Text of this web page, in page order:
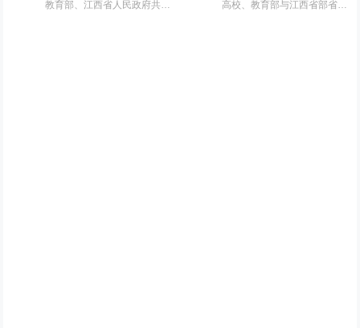
教育部、江西省人民政府共
高校、教育部与江西省部省合